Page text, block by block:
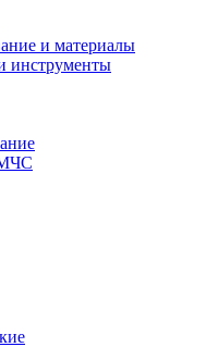
и материалы
инструменты